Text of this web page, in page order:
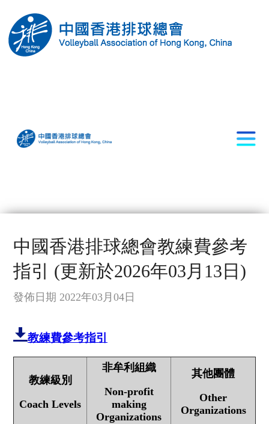
中國香港排球總會教練費參考
指引 (更新於2026年03月13日)
發佈日期 2022年03月04日
教練費參考指引
教練級別
Coach Levels
非牟利組織
Non-profit
making
Organizations
其他團體
Other
Organizations